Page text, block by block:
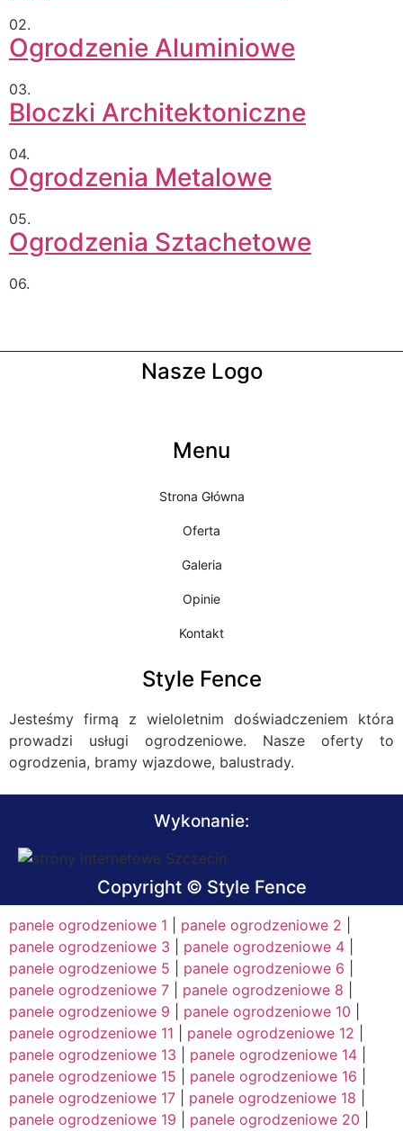
02.
Ogrodzenie Aluminiowe
03.
Bloczki Architektoniczne
04.
Ogrodzenia Metalowe
05.
Ogrodzenia Sztachetowe
06.
Nasze Logo
Menu
Strona Główna
Oferta
Galeria
Opinie
Kontakt
Style Fence
Jesteśmy firmą z wieloletnim doświadczeniem która
prowadzi usługi ogrodzeniowe. Nasze oferty to
ogrodzenia, bramy wjazdowe, balustrady.
Wykonanie:
Copyright © Style Fence
panele ogrodzeniowe 1 panele ogrodzeniowe 2
panele ogrodzeniowe 3
panele ogrodzeniowe 4
panele ogrodzeniowe 5
panele ogrodzeniowe 6
panele ogrodzeniowe 7
panele ogrodzeniowe 8
panele ogrodzeniowe 9
panele ogrodzeniowe 10
panele ogrodzeniowe 11
panele ogrodzeniowe 12
panele ogrodzeniowe 13
panele ogrodzeniowe 14
panele ogrodzeniowe 15
panele ogrodzeniowe 16
panele ogrodzeniowe 17
panele ogrodzeniowe 18
panele ogrodzeniowe 19
panele ogrodzeniowe 20